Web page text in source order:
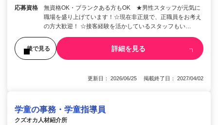
応募資格
無資格OK・ブランクある方もOK ★男性スタッフが元気に
職場を盛り上げています！☆現在非正規で、正職員をお考え
の方大歓迎！ ☆接客経験を活かしているスタッフもい…
後で見る 詳細を見る
更新日： 2026/06/25 掲載終了日： 2027/04/02
学童の事務・学童指導員
クズオカ人材紹介所